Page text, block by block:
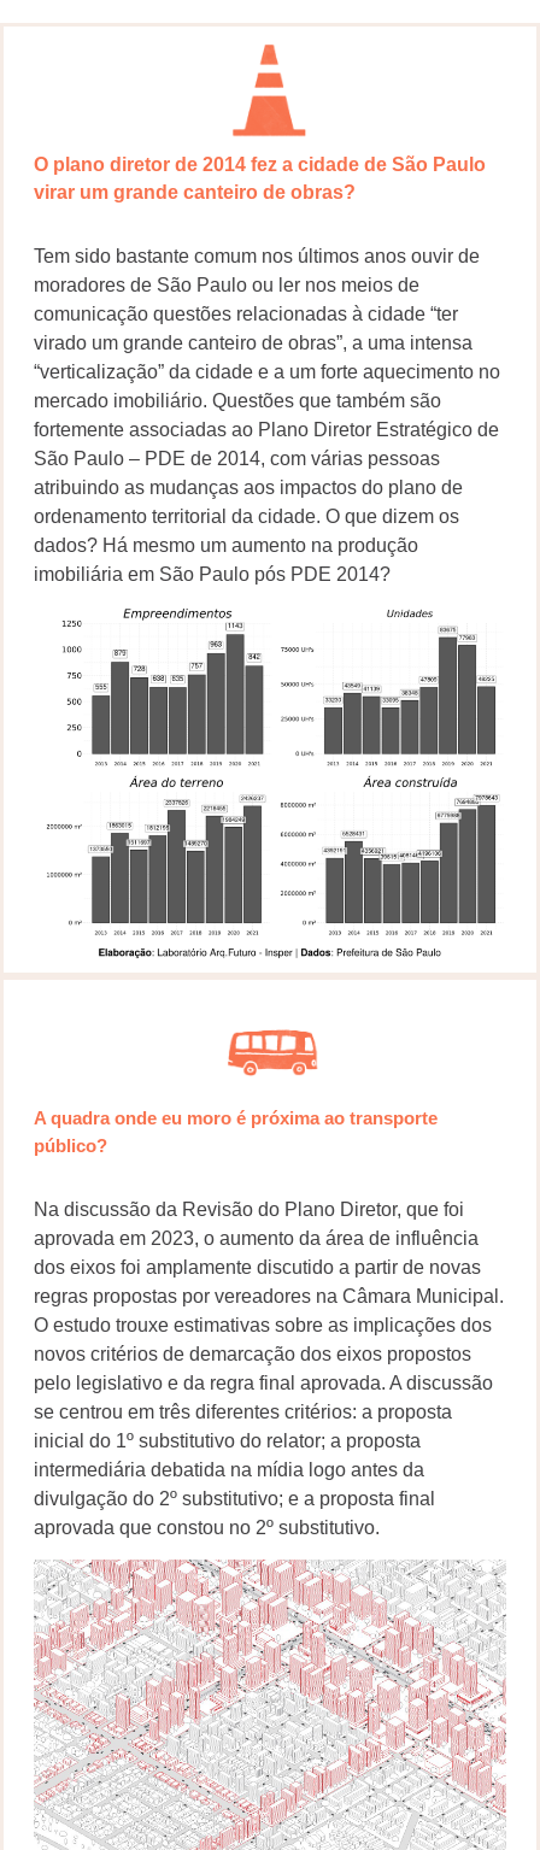
O plano diretor de 2014 fez a cidade de São Paulo
virar um grande canteiro de obras?
Tem sido bastante comum nos últimos anos ouvir de
moradores de São Paulo ou ler nos meios de
comunicação questões relacionadas à cidade “ter
virado um grande canteiro de obras”, a uma intensa
“verticalização” da cidade e a um forte aquecimento no
mercado imobiliário. Questões que também são
fortemente associadas ao Plano Diretor Estratégico de
São Paulo – PDE de 2014, com várias pessoas
atribuindo as mudanças aos impactos do plano de
ordenamento territorial da cidade. O que dizem os
dados? Há mesmo um aumento na produção
imobiliária em São Paulo pós PDE 2014?
A quadra onde eu moro é próxima ao transporte
público?
Na discussão da Revisão do Plano Diretor, que foi
aprovada em 2023, o aumento da área de influência
dos eixos foi amplamente discutido a partir de novas
regras propostas por vereadores na Câmara Municipal.
O estudo trouxe estimativas sobre as implicações dos
novos critérios de demarcação dos eixos propostos
pelo legislativo e da regra final aprovada. A discussão
se centrou em três diferentes critérios: a proposta
inicial do 1º substitutivo do relator; a proposta
intermediária debatida na mídia logo antes da
divulgação do 2º substitutivo; e a proposta final
aprovada que constou no 2º substitutivo.